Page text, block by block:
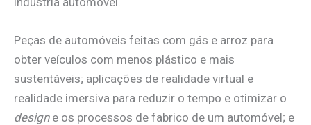
Peças de automóveis feitas com gás e arroz para
obter veículos com menos plástico e mais
sustentáveis; aplicações de realidade virtual e
realidade imersiva para reduzir o tempo e otimizar o
designe os processos de fabrico de um automóvel; e